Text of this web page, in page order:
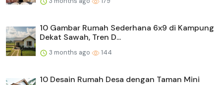
10 Gambar Rumah Sederhana 6x9 di Kampung
Dekat Sawah, Tren D...
3 months ago 144
10 Desain Rumah Desa dengan Taman Mini